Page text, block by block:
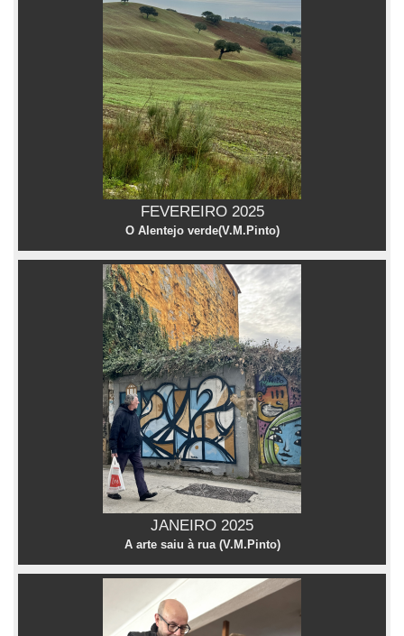
FEVEREIRO 2025
O Alentejo verde(V.M.Pinto)
JANEIRO 2025
A arte saiu à rua (V.M.Pinto)